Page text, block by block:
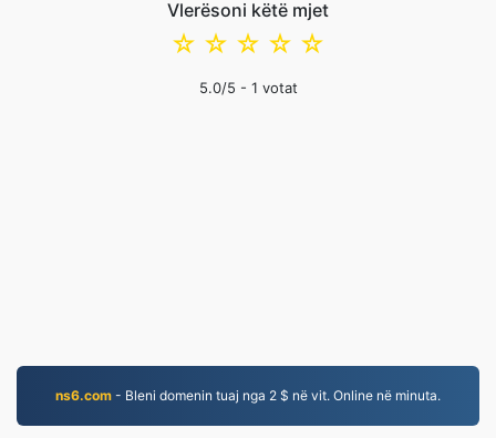
Vlerësoni këtë mjet
☆
☆
☆
☆
☆
5.0/5 - 1 votat
ns6.com - Bleni domenin tuaj nga 2 $ në vit. Online në minuta.